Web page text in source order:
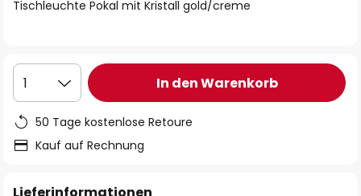
Tischleuchte Pokal mit Kristall gold/creme
1 In den Warenkorb
50 Tage kostenlose Retoure
Kauf auf Rechnung